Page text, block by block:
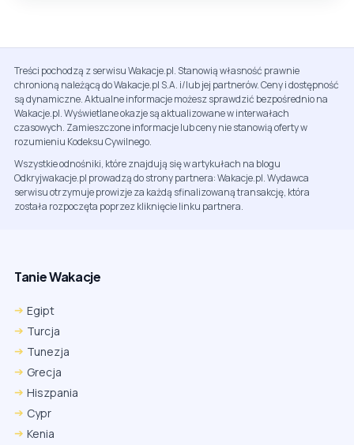
Treści pochodzą z serwisu Wakacje.pl. Stanowią własność prawnie
chronioną należącą do Wakacje.pl S.A. i/lub jej partnerów. Ceny i dostępność
są dynamiczne. Aktualne informacje możesz sprawdzić bezpośrednio na
Wakacje.pl. Wyświetlane okazje są aktualizowane w interwałach
czasowych. Zamieszczone informacje lub ceny nie stanowią oferty w
rozumieniu Kodeksu Cywilnego.
Wszystkie odnośniki, które znajdują się w artykułach na blogu
Odkryjwakacje.pl prowadzą do strony partnera: Wakacje.pl. Wydawca
serwisu otrzymuje prowizje za każdą sfinalizowaną transakcję, która
została rozpoczęta poprzez kliknięcie linku partnera.
Tanie Wakacje
Egipt
Turcja
Tunezja
Grecja
Hiszpania
Cypr
Kenia